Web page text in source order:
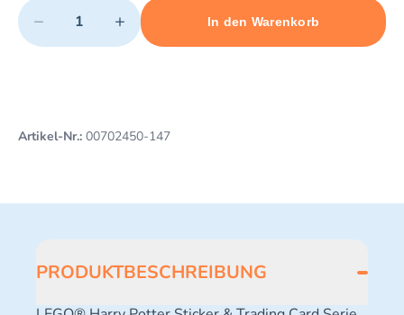
Quantity
− +
Minimum quantity: 1 Maximum quantity: 3
In den Warenkorb
Add 1 item to cart
Artikel-Nr.: 00702450-147
PRODUKTBESCHREIBUNG